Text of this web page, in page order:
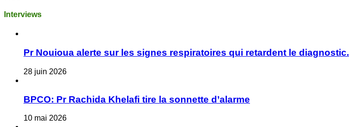
Interviews
Pr Nouioua alerte sur les signes respiratoires qui retardent le diagnostic.
28 juin 2026
BPCO: Pr Rachida Khelafi tire la sonnette d’alarme
10 mai 2026